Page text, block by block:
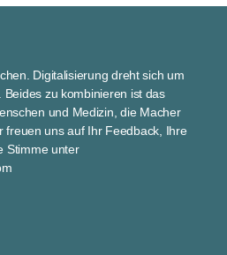
Digitalisierung dreht sich um
zu kombinieren ist das
und Medizin, die Macher
freuen uns auf Ihr Feedback, Ihre
Stimme unter